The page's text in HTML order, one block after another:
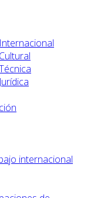
internacional